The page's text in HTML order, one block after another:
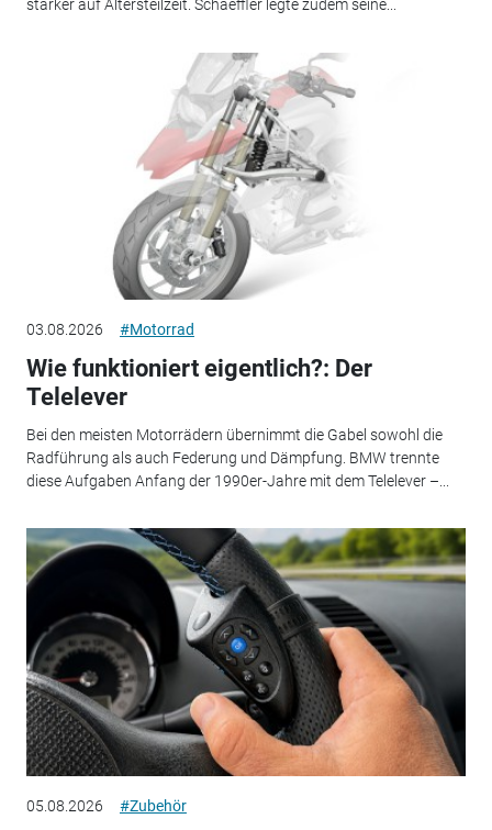
stärker auf Altersteilzeit. Schaeffler legte zudem seine...
03.08.2026 #Motorrad
Wie funktioniert eigentlich?: Der
Telelever
Bei den meisten Motorrädern übernimmt die Gabel sowohl die
Radführung als auch Federung und Dämpfung. BMW trennte
diese Aufgaben Anfang der 1990er-Jahre mit dem Telelever –...
05.08.2026 #Zubehör